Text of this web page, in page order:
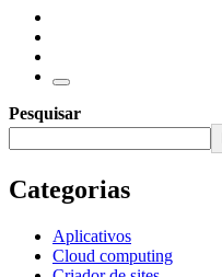
Pesquisar
Categorias
Aplicativos
Cloud computing